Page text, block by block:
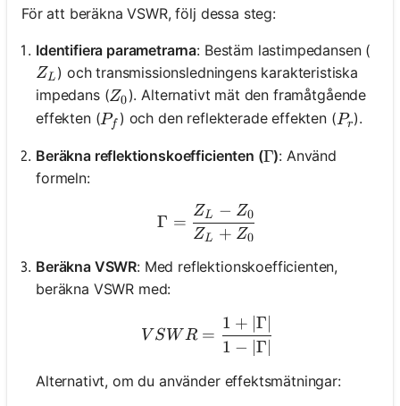
För att beräkna VSWR, följ dessa steg:
Identifiera parametrarna: Bestäm lastimpedansen (
Z_L
ZL ) och transmissionsledningens karakteristiska
impedans (Z_0
Z0). Alternativt mät den framåtgående
effekten (P_f
Pf ) och den reflekterade effekten (P_r
Pr ).
Beräkna reflektionskoefficienten (\Gamma
Γ): Använd
formeln:
\Gamma = \frac{Z_L -
Γ =
ZL + Z0
ZL − Z0
Beräkna VSWR: Med reflektionskoefficienten,
beräkna VSWR med:
VSWR = \frac{1 +
V SWR =
1 − ∣Γ∣
1 + ∣Γ∣
Alternativt, om du använder effektsmätningar: